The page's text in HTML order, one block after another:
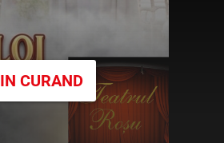
IN CURAND